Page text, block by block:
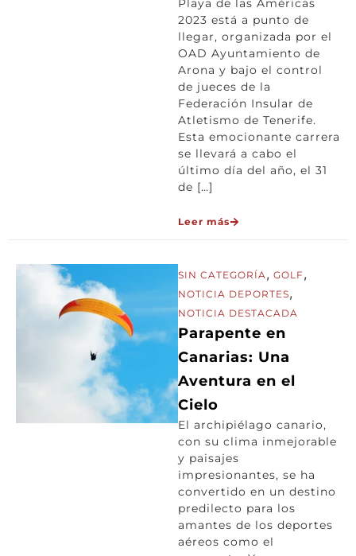
Playa de las Américas
2023 está a punto de
llegar, organizada por el
OAD Ayuntamiento de
Arona y bajo el control
de jueces de la
Federación Insular de
Atletismo de Tenerife.
Esta emocionante carrera
se llevará a cabo el
último día del año, el 31
de […]
Leer más
SIN CATEGORÍA, GOLF ,
NOTICIA DEPORTES,
NOTICIA DESTACADA
Parapente en
Canarias: Una
Aventura en el
Cielo
El archipiélago canario,
con su clima inmejorable
y paisajes
impresionantes, se ha
convertido en un destino
predilecto para los
amantes de los deportes
aéreos como el